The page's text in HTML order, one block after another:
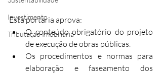
Investimento
Tributação Imobiliária
Esta portaria aprova:
O conteúdo obrigatório do projeto
de execução de obras públicas.
Os procedimentos e normas para
elaboração e faseamento dos